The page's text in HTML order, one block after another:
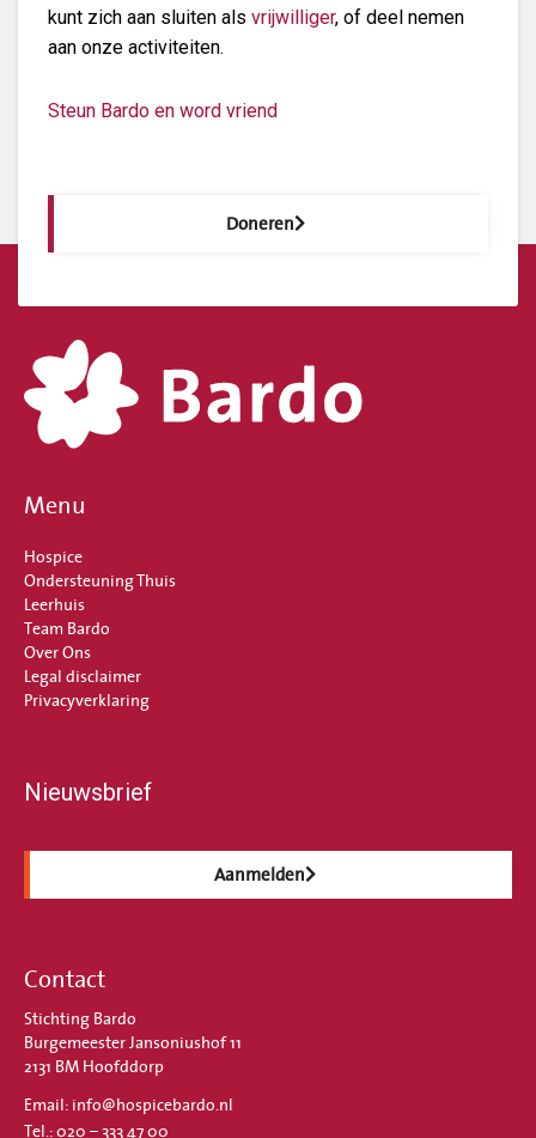
kunt zich aan sluiten als vrijwilliger, of deel nemen
aan onze activiteiten.
Steun Bardo en word vriend
Doneren
Menu
Hospice
Ondersteuning Thuis
Leerhuis
Team Bardo
Over Ons
Legal disclaimer
Privacyverklaring
Nieuwsbrief
Aanmelden
Contact
Stichting Bardo
Burgemeester Jansoniushof 11
2131 BM Hoofddorp
Email: info@hospicebardo.nl
Tel.: 020 – 333 47 00